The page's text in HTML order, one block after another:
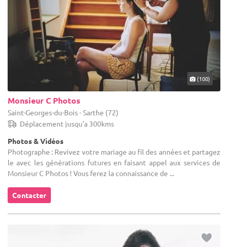
(100)
Monsieur C Photos
Saint-Georges-du-Bois - Sarthe (72)
Déplacement jusqu'a 300kms
Photos & Vidéos
Photographe : Revivez votre mariage au fil des années et partagez
le avec les générations futures en faisant appel aux services de
Monsieur C Photos ! Vous ferez la connaissance de ...
Contacter